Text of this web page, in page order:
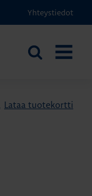
Yhteystiedot
Etsi
Lataa tuotekortti